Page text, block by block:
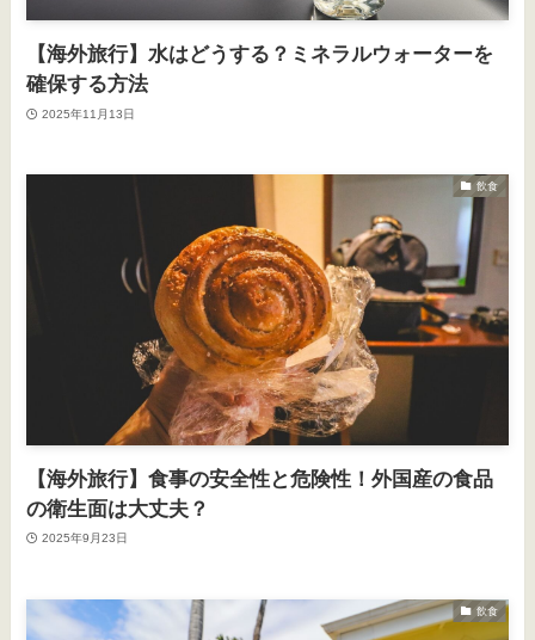
【海外旅行】水はどうする？ミネラルウォーターを
確保する方法
2025年11月13日
飲食
【海外旅行】食事の安全性と危険性！外国産の食品
の衛生面は大丈夫？
2025年9月23日
飲食